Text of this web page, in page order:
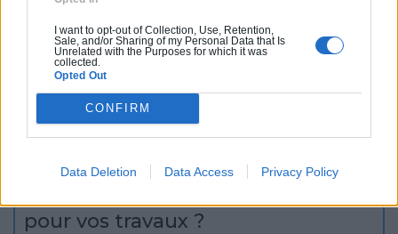
I want to opt-out of Collection, Use, Retention,
Sale, and/or Sharing of my Personal Data that Is
Unrelated with the Purposes for which it was
collected.
Opted Out
CONFIRM
Data Deletion Data Access Privacy Policy
Partagez cet article
pour vos travaux ?